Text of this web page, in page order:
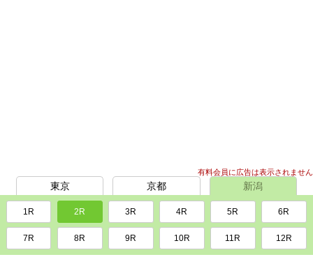
有料会員に広告は表示されません
東京 京都 新潟
1R 2R 3R 4R 5R 6R
7R 8R 9R 10R 11R 12R